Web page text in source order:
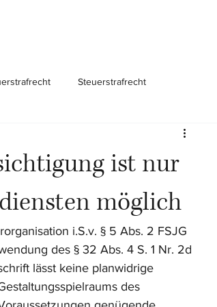
Steuerstrafrecht
ist nur
möglich
i.S.v. § 5 Abs. 2 FSJG
des § 32 Abs. 4 S. 1 Nr. 2d
lässt keine planwidrige
des